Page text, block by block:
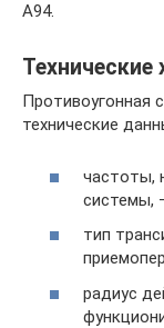
А94.
Технические
Противоугонная
технические
частоты,
системы,
тип
радиус